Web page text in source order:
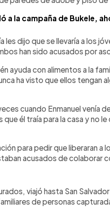
a la campaña de Bukele,
dijo que se llevaría a los
han sido acusados por
ayuda con alimentos a la
ha visto que ellos tengan
cuando Enmanuel venía
él traía para la casa y no le
para pedir que liberaran a
acusados de colaborar
viajó hasta San
de personas